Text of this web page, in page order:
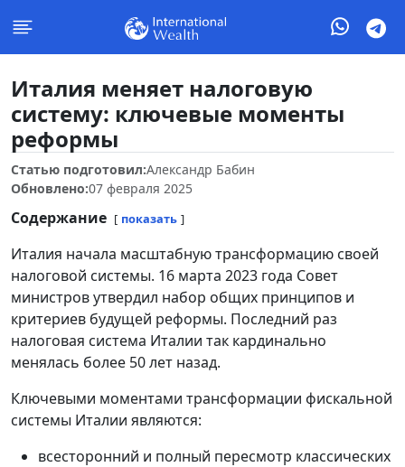
Италия меняет налоговую
систему: ключевые моменты
реформы
Статью подготовил:Александр Бабин
Обновлено:07 февраля 2025
Содержание показать
Италия начала масштабную трансформацию своей
налоговой системы. 16 марта 2023 года Совет
министров утвердил набор общих принципов и
критериев будущей реформы. Последний раз
налоговая система Италии так кардинально
менялась более 50 лет назад.
Ключевыми моментами трансформации фискальной
системы Италии являются:
всесторонний и полный пересмотр классических